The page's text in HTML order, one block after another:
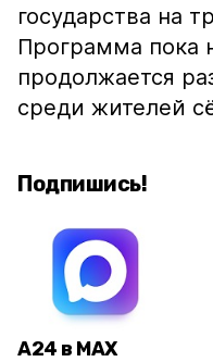
государства на
Программа пока
продолжается
среди жителей
Подпишись!
А24 в MAX